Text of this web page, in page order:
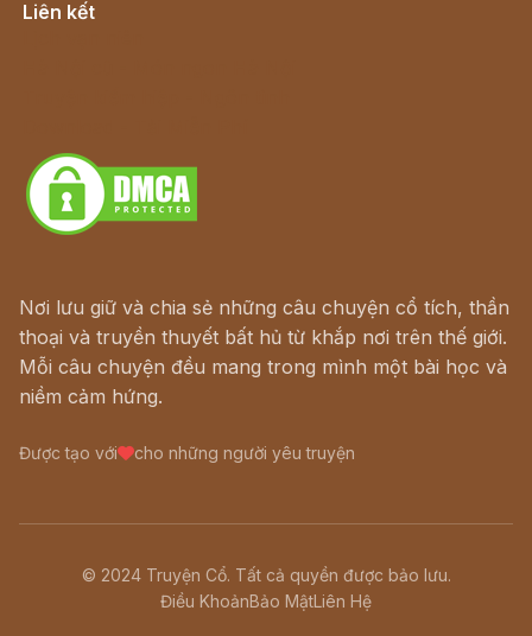
Liên kết
Nơi lưu giữ và chia sẻ những câu chuyện cổ tích, thần
thoại và truyền thuyết bất hủ từ khắp nơi trên thế giới.
Mỗi câu chuyện đều mang trong mình một bài học và
niềm cảm hứng.
Được tạo với cho những người yêu truyện
© 2024 Truyện Cổ. Tất cả quyền được bảo lưu.
Điều KhoảnBảo MậtLiên Hệ